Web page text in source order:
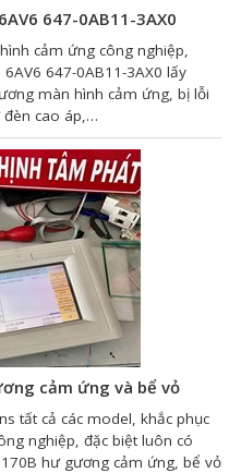
647-0AB11-3AX0
cảm ứng công nghiệp,
647-0AB11-3AX0 lấy
màn hình cảm ứng, bị lỗi
đèn cao áp,…
cảm ứng và bể vỏ
tất cả các model, khắc phục
nghiệp, đặc biệt luôn có
hư gương cảm ứng, bể vỏ